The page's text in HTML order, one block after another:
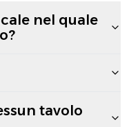
nel quale
tavolo